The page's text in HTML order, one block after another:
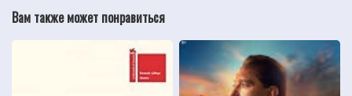
Вам также может понравиться